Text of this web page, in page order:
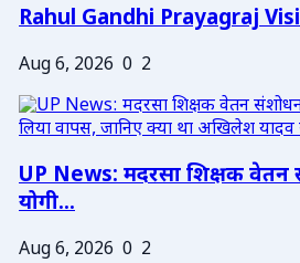
Rahul Gandhi Prayagraj
Aug 6, 2026 0 2
UP News: मदरसा शिक्षक
योगी...
Aug 6, 2026 0 2